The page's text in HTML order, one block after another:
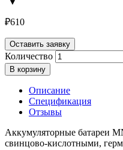
₽610
Оставить заявку
Количество
В корзину
Описание
Спецификация
Отзывы
Аккумуляторные батареи
свинцово-кислотными,